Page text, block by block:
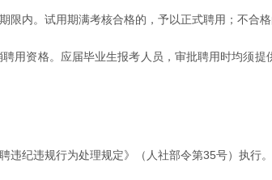
内。试用期满考核合格的，予以正式聘用；不合格
用资格。应届毕业生报考人员，审批聘用时均须
纪违规行为处理规定》（人社部令第35号）执行。